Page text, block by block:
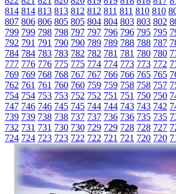
814 814 813 813 812 812 811 811 810 810
807 806 806 805 805 804 804 803 803 802
799 799 798 798 797 797 796 796 795 795
792 791 791 790 790 789 789 788 788 787
784 784 783 783 782 782 781 781 780 780
777 776 776 775 775 774 774 773 773 772
769 769 768 768 767 767 766 766 765 765
762 761 761 760 760 759 759 758 758 757
754 754 753 753 752 752 751 751 750 750
747 746 746 745 745 744 744 743 743 742
739 739 738 738 737 737 736 736 735 735
732 731 731 730 730 729 729 728 728 727
724 724 723 723 722 722 721 721 720 720